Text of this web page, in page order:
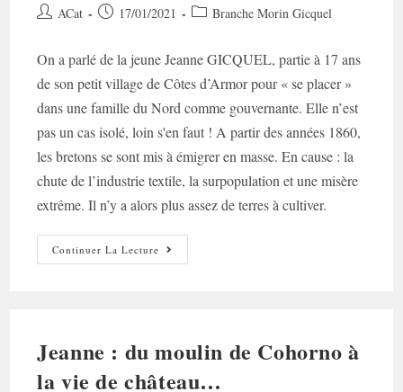
Auteur/autrice
publication :
ACat
Post 17/01/2021
PostBranche Morin Gicquel
On a parlé de la jeune Jeanne GICQUEL, partie à 17 ans
de son petit village de Côtes d’Armor pour « se placer »
dans une famille du Nord comme gouvernante. Elle n’est
pas un cas isolé, loin s'en faut ! A partir des années 1860,
les bretons se sont mis à émigrer en masse. En cause : la
chute de l’industrie textile, la surpopulation et une misère
extrême. Il n’y a alors plus assez de terres à cultiver.
Continuer La Lecture L’émigration
Costarmoricaine
Jeanne : du moulin de Cohorno à
la vie de château…